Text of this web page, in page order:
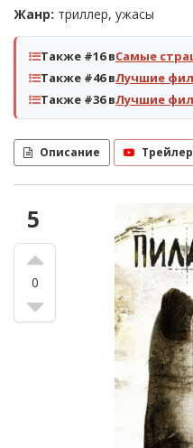
Жанр: триллер, ужасы
Также #16 вСамые
Также #46 вЛучшие
Также #36 вЛучшие
Описание Трейлер
5
0